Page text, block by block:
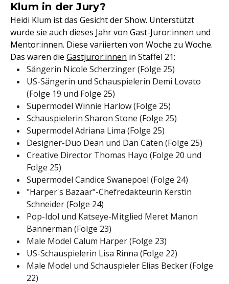
Klum in der Jury?
Heidi Klum ist das Gesicht der Show. Unterstützt
wurde sie auch dieses Jahr von Gast-Juror:innen und
Mentor:innen. Diese variierten von Woche zu Woche.
Das waren die Gastjuror:innen in Staffel 21:
Sängerin Nicole Scherzinger (Folge 25)
US-Sängerin und Schauspielerin Demi Lovato
(Folge 19 und Folge 25)
Supermodel Winnie Harlow (Folge 25)
Schauspielerin Sharon Stone (Folge 25)
Supermodel Adriana Lima (Folge 25)
Designer-Duo Dean und Dan Caten (Folge 25)
Creative Director Thomas Hayo (Folge 20 und
Folge 25)
Supermodel Candice Swanepoel (Folge 24)
"Harper's Bazaar"-Chefredakteurin Kerstin
Schneider (Folge 24)
Pop-Idol und Katseye-Mitglied Meret Manon
Bannerman (Folge 23)
Male Model Calum Harper (Folge 23)
US-Schauspielerin Lisa Rinna (Folge 22)
Male Model und Schauspieler Elias Becker (Folge
22)